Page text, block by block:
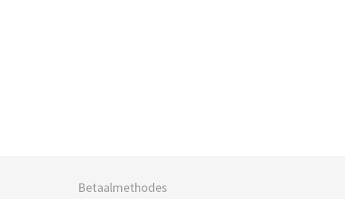
Betaalmethodes